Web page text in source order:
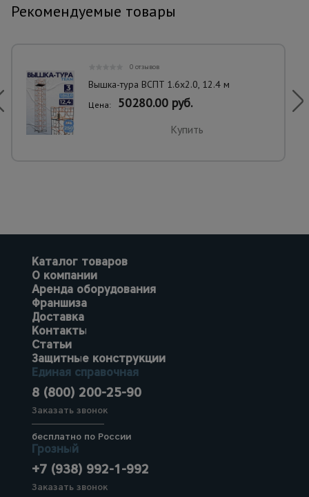
Рекомендуемые товары
0 отзывов
Вышка-тура ВСПT 1.6х2.0, 12.4 м
Цена: 50280.00 руб.
Купить
Каталог товаров
О компании
Аренда оборудования
Франшиза
Доставка
Контакты
Статьи
Защитные конструкции
Единая справочная
8 (800) 200-25-90
Заказать звонок
бесплатно по России
Грозный
+7 (938) 992-1-992
Заказать звонок